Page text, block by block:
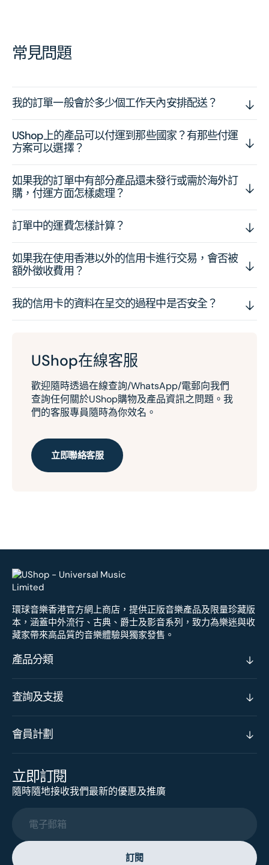
常見問題
我的訂單一般會於多少個工作天內安排配送？
UShop上的產品可以付運到那些國家？有那些付運
方案可以選擇？
如果我的訂單中有部分產品還未發行或需於海外訂
購，付運方面怎樣處理？
訂單中的運費怎樣計算？
如果我在使用香港以外的信用卡進行交易，會否被
額外徵收費用？
我的信用卡的資料在呈交的過程中是否安全？
UShop在線客服
歡迎隨時透過在線查詢/WhatsApp/電郵向我們
查詢任何關於UShop購物及產品資訊之問題。我
們的客服專員隨時為你效名。
立即聯絡客服
環球音樂香港官方網上商店，提供正版音樂產品及限量珍藏版
本，涵蓋中外流行、古典、爵士及影音系列，致力為樂迷與收
藏家帶來高品質的音樂體驗與獨家發售。
產品分類
查詢及支援
會員計劃
立即訂閱
隨時隨地接收我們最新的優惠及推廣
電子郵箱
訂閱